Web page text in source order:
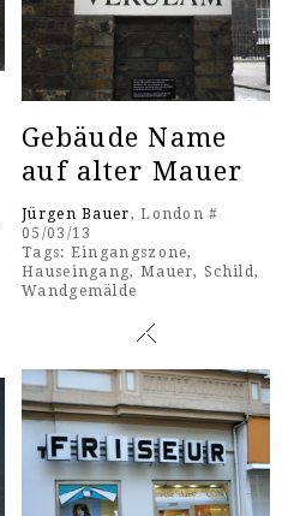
Gebäude Name
auf alter Mauer
Jürgen Bauer, London #
05/03/13
Tags: Eingangszone,
Hauseingang, Mauer,Schild,
Wandgemälde